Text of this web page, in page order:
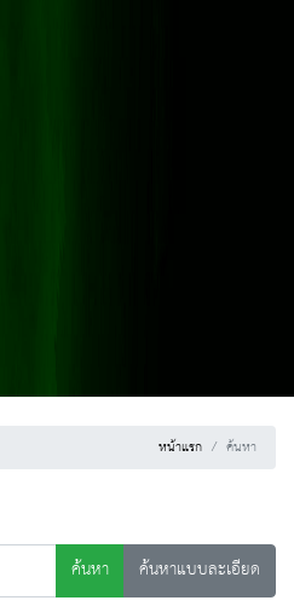
หน้าแรก ค้นหา
ค้นหา
ค้นหาแบบละเอียด